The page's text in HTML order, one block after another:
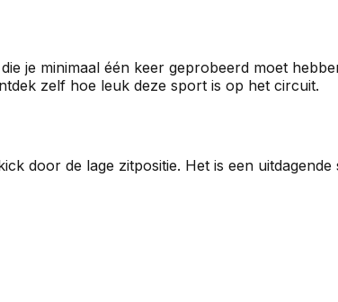
je minimaal één keer geprobeerd moet
zelf hoe leuk deze sport is op het circuit.
door de lage zitpositie. Het is een